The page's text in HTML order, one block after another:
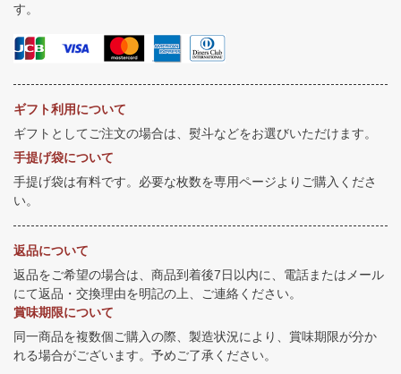
す。
ギフト利用について
ギフトとしてご注文の場合は、熨斗などをお選びいただけます。
手提げ袋について
手提げ袋は有料です。必要な枚数を専用ページよりご購入くださ
い。
返品について
返品をご希望の場合は、商品到着後7日以内に、電話またはメール
にて返品・交換理由を明記の上、ご連絡ください。
賞味期限について
同一商品を複数個ご購入の際、製造状況により、賞味期限が分か
れる場合がございます。予めご了承ください。